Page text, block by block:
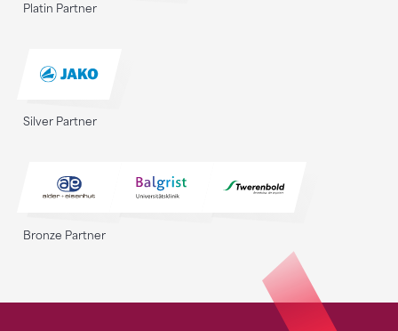
Platin Partner
Silver Partner
Bronze Partner